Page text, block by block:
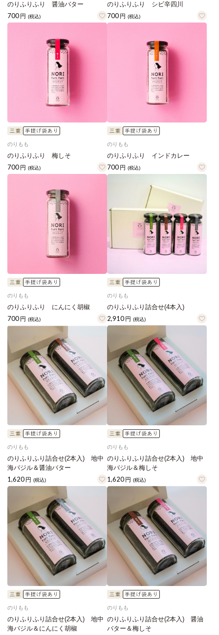
のりふりふり 醤油バター
700 円 (税込)
のりふりふり シビ辛四川
700 円 (税込)
のりもも
のりふりふり 梅しそ
700 円 (税込)
のりもも
のりふりふり インドカレー
700 円 (税込)
のりもも
のりふりふり にんにく胡椒
700 円 (税込)
のりもも
のりふりふり詰合せ(4本入)
2,910 円 (税込)
のりもも
のりふりふり詰合せ(2本入) 地中
海バジル＆醤油バター
1,620 円 (税込)
のりもも
のりふりふり詰合せ(2本入) 地中
海バジル＆梅しそ
1,620 円 (税込)
のりもも
のりふりふり詰合せ(2本入) 地中
海バジル＆にんにく胡椒
のりもも
のりふりふり詰合せ(2本入) 醤油
バター＆梅しそ